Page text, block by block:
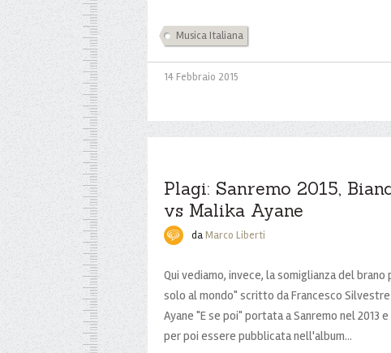
Musica Italiana
14 Febbraio 2015
Plagi: Sanremo 2015,
vs Malika Ayane
daMarco Liberti
Qui vediamo, invece, la somiglianza del
solo al mondo" scritto da Francesco
Ayane "E se poi" portata a Sanremo nel 2013
per poi essere pubblicata nell'album...